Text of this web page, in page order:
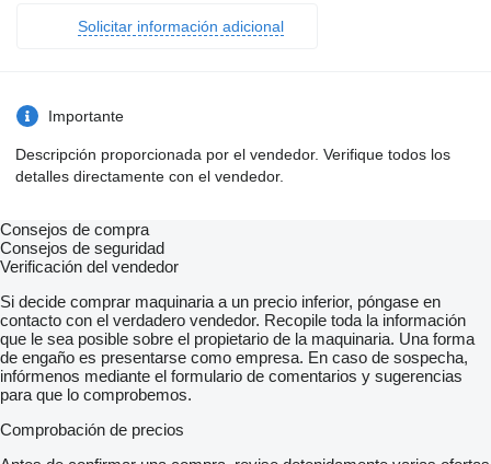
Solicitar información adicional
Importante
Descripción proporcionada por el vendedor. Verifique todos los
detalles directamente con el vendedor.
Consejos de compra
Consejos de seguridad
Verificación del vendedor
Si decide comprar maquinaria a un precio inferior, póngase en
contacto con el verdadero vendedor. Recopile toda la información
que le sea posible sobre el propietario de la maquinaria. Una forma
de engaño es presentarse como empresa. En caso de sospecha,
infórmenos mediante el formulario de comentarios y sugerencias
para que lo comprobemos.
Comprobación de precios